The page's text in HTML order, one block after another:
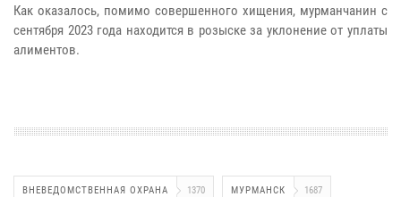
Как оказалось, помимо совершенного хищения, мурманчанин с
сентября 2023 года находится в розыске за уклонение от уплаты
алиментов.
ВНЕВЕДОМСТВЕННАЯ ОХРАНА 1370 МУРМАНСК 1687